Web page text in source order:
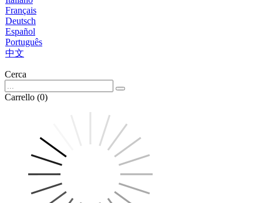
Français
Deutsch
Español
Português
中文
Cerca
Carrello (0)